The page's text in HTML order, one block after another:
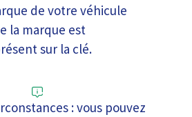
de votre véhicule
la marque est
sur la clé.
: vous pouvez